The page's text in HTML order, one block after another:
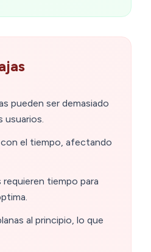
pueden ser demasiado
usuarios.
el tiempo, afectando
tiempo para
al principio, lo que